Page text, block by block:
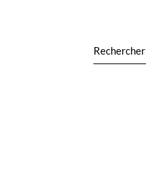
Rechercher